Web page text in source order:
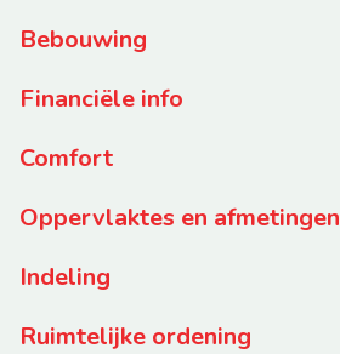
Bebouwing
Financiële info
Comfort
Oppervlaktes en afmetingen
Indeling
Ruimtelijke ordening